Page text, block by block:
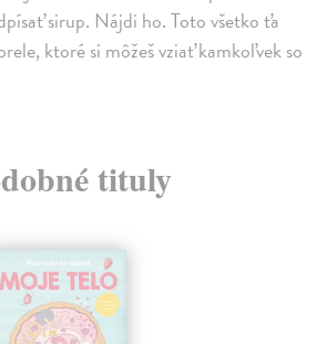
sirup. Nájdi ho. Toto všetko ťa
ktoré si môžeš vziať kamkoľvek so
tituly